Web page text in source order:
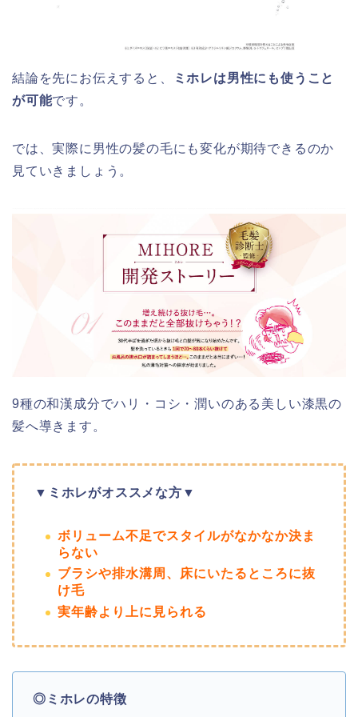
結論を先にお伝えすると、
ミホレは男性にも使うこと
が可能です。
では、実際に男性の髪の毛にも変化が期待できるのか
見ていきましょう。
9種の和漢成分でハリ・コシ・潤いのある美しい漆黒の
髪へ導きます。
▼ミホレがオススメな方▼
ボリューム不足でスタイルがなかなか決ま
らない
ブラシや排水溝周、床にいたるところに抜
け毛
実年齢より上に見られる
◎ミホレの特徴